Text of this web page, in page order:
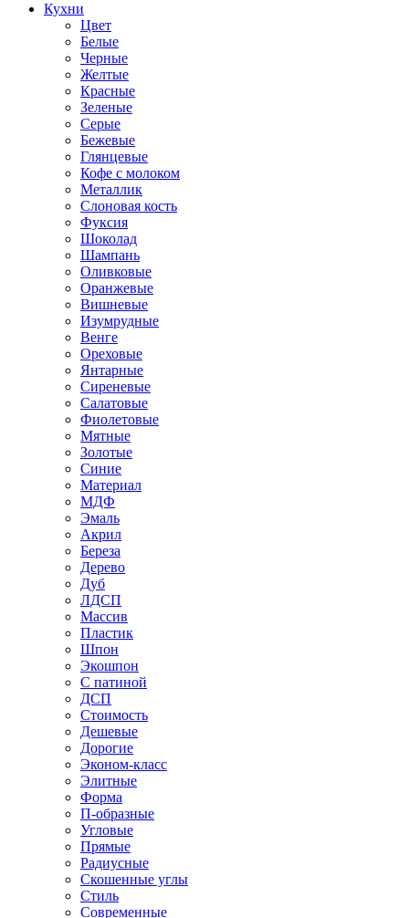
Кухни
Цвет
Белые
Черные
Желтые
Красные
Зеленые
Серые
Бежевые
Глянцевые
Кофе с молоком
Металлик
Слоновая кость
Фуксия
Шоколад
Шампань
Оливковые
Оранжевые
Вишневые
Изумрудные
Венге
Ореховые
Янтарные
Сиреневые
Салатовые
Фиолетовые
Мятные
Золотые
Синие
Материал
МДФ
Эмаль
Акрил
Береза
Дерево
Дуб
ЛДСП
Массив
Пластик
Шпон
Экошпон
С патиной
ДСП
Стоимость
Дешевые
Дорогие
Эконом-класс
Элитные
Форма
П-образные
Угловые
Прямые
Радиусные
Скошенные углы
Стиль
Современные